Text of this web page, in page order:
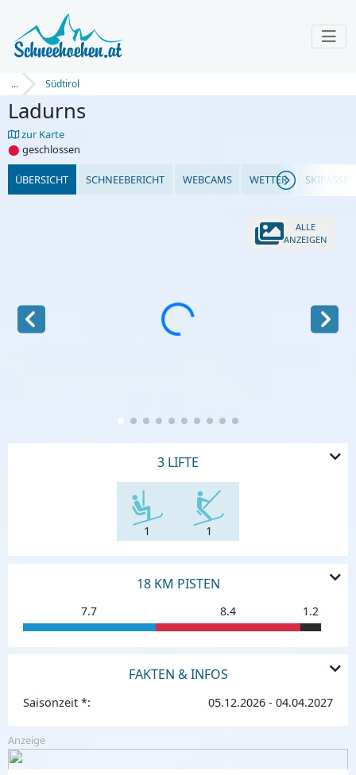
... Südtirol
Ladurns
zur Karte
⬤ geschlossen
ÜBERSICHT SCHNEEBERICHT WEBCAMS WETTER
ALLE
ANZEIGEN
3 LIFTE
1 1
18 KM PISTEN
7.7 8.4 1.2
FAKTEN & INFOS
Saisonzeit *: 05.12.2026 - 04.04.2027
Anzeige